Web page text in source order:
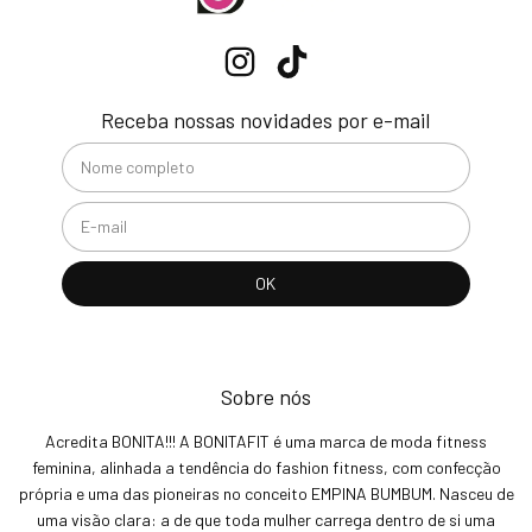
Receba nossas novidades por e-mail
Sobre nós
Acredita BONITA!!! A BONITAFIT é uma marca de moda fitness
feminina, alinhada a tendência do fashion fitness, com confecção
própria e uma das pioneiras no conceito EMPINA BUMBUM. Nasceu de
uma visão clara: a de que toda mulher carrega dentro de si uma